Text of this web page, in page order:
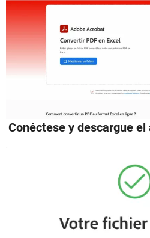
Conéctese y descargue el